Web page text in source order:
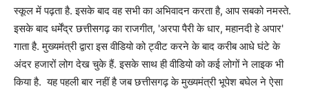
स्कूल में पढ़ता है. इसके बाद वह सभी का अभिवादन करता है, आप सबको नमस्ते.
इसके बाद धर्मेंद्र छत्तीसगढ़ का राजगीत, 'अरपा पैरी के धार, महानदी हे अपार'
गाता है. मुख्यमंत्री द्वारा इस वीडियो को ट्वीट करने के बाद करीब आधे घंटे के
अंदर हजारों लोग देख चुके हैं. इसके साथ ही वीडियो को कई लोगों ने लाइक भी
किया है. यह पहली बार नहीं है जब छत्तीसगढ़ के मुख्यमंत्री भूपेश बघेल ने ऐसा